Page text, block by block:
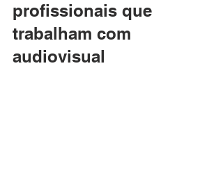
profissionais que
trabalham com
audiovisual